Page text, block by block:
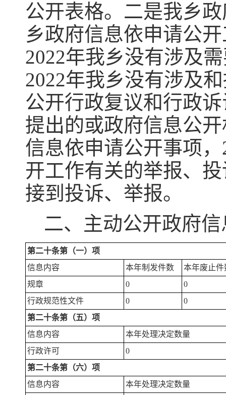
公开表格。二是我乡
乡政府信息依申请公
2022年我乡没有涉及
2022年我乡没有涉及
公开行政复议和行政
提出的或政府信息公
信息依申请公开事项
开工作有关的举报、
接到投诉、举报。
二、主动公开政府
第二十条第（一）项
信息内容
本年制发件数
本年废止件
规章
0
0
行政规范性文件
0
0
第二十条第（五）项
信息内容
本年处理决定数量
行政许可
0
第二十条第（六）项
信息内容
本年处理决定数量